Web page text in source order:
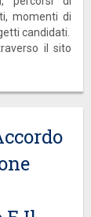
momenti di
candidati.
il sito